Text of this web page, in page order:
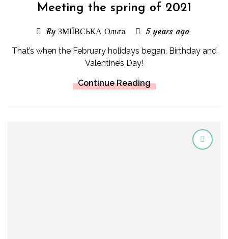
Meeting the spring of 2021
By ЗМІЇВСЬКА Ольга 5 years ago
That’s when the February holidays began. Birthday and
Valentine’s Day!
Continue Reading